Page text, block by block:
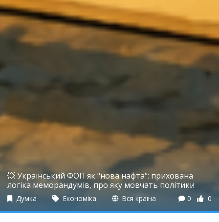
💥 Український ФОП як "нова нафта": прихована
логіка меморандумів, про яку мовчать політики
Думка Економіка Вся країна 0 0